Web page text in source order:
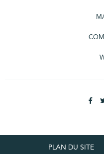
PLAN DU SITE